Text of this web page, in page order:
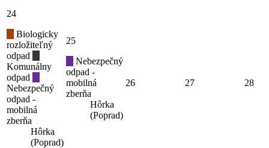
24
Biologicky
rozložiteľný
odpad
Komunálny
odpad
Nebezpečný
odpad -
mobilná
zberňa
Hôrka
(Poprad)
25
Nebezpečný
odpad -
mobilná
zberňa
Hôrka
(Poprad)
26 27 28